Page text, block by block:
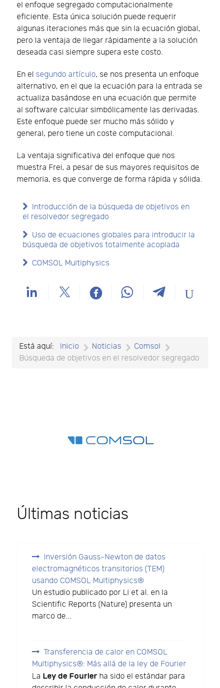
el enfoque segregado computacionalmente
eficiente. Esta única solución puede requerir
algunas iteraciones más que sin la ecuación global,
pero la ventaja de llegar rápidamente a la solución
deseada casi siempre supera este costo.
En el segundo artículo, se nos presenta un enfoque
alternativo, en el que la ecuación para la entrada se
actualiza basándose en una ecuación que permite
al software calcular simbólicamente las derivadas.
Este enfoque puede ser mucho más sólido y
general, pero tiene un coste computacional.
La ventaja significativa del enfoque que nos
muestra Frei, a pesar de sus mayores requisitos de
memoria, es que converge de forma rápida y sólida.
Introducción de la búsqueda de objetivos en
el resolvedor segregado
Uso de ecuaciones globales para introducir la
búsqueda de objetivos totalmente acoplada
COMSOL Multiphysics
Está aquí: Inicio Noticias
Comsol
Búsqueda de objetivos en el resolvedor segregado
Últimas noticias
Inversión Gauss-Newton de datos
electromagnéticos transitorios (TEM)
usando COMSOL Multiphysics®
Un estudio publicado por Li et al. en la
Scientific Reports (Nature) presenta un
marco de...
Transferencia de calor en COMSOL
Multiphysics®: Más allá de la ley de Fourier
La Ley de Fourier ha sido el estándar para